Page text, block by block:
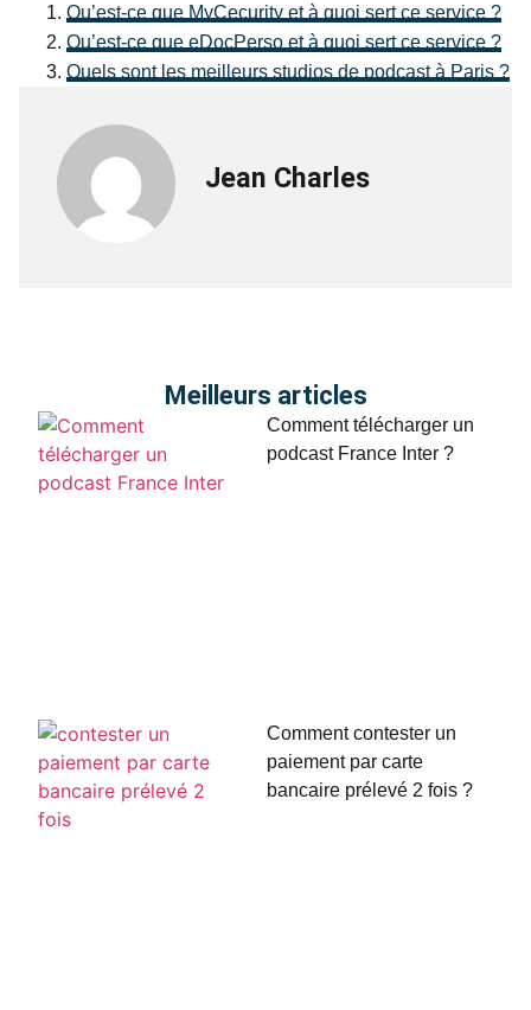
Qu’est-ce que MyCecurity et à quoi sert ce service ?
Qu’est-ce que eDocPerso et à quoi sert ce service ?
Quels sont les meilleurs studios de podcast à Paris ?
Jean Charles
Meilleurs articles
Comment télécharger un
podcast France Inter ?
Comment contester un
paiement par carte
bancaire prélevé 2 fois ?